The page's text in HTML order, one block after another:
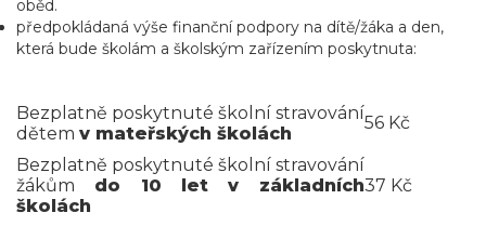
oběd.
předpokládaná výše finanční podpory na dítě/žáka a den,
která bude školám a školským zařízením poskytnuta:
Bezplatně poskytnuté školní stravování
dětem v mateřských školách
56 Kč
Bezplatně poskytnuté školní stravování
žákům do 10 let
v základních
školách
37 Kč